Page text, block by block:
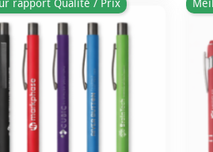
rapport Qualité / Prix